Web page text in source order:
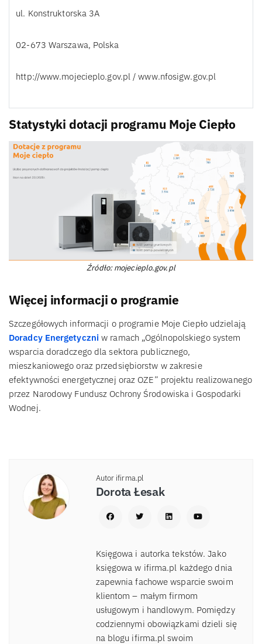
ul. Konstruktorska 3A
02-673 Warszawa, Polska
http://www.mojecieplo.gov.pl / www.nfosigw.gov.pl
Statystyki dotacji programu Moje Ciepło
Źródło: mojecieplo.gov.pl
Więcej informacji o programie
Szczegółowych informacji o programie Moje Ciepło udzielają
Doradcy Energetyczni w ramach „Ogólnopolskiego system
wsparcia doradczego dla sektora publicznego,
mieszkaniowego oraz przedsiębiorstw w zakresie
efektywności energetycznej oraz OZE” projektu realizowanego
przez Narodowy Fundusz Ochrony Środowiska i Gospodarki
Wodnej.
Autor ifirma.pl
Dorota Łesak
Księgowa i autorka tekstów. Jako
księgowa w ifirma.pl każdego dnia
zapewnia fachowe wsparcie swoim
klientom – małym firmom
usługowym i handlowym. Pomiędzy
codziennymi obowiązkami dzieli się
na blogu ifirma.pl swoim